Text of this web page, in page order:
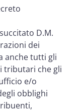
D.M.
dei
anche tutti gli
tributari che gli
e/o
obblighi